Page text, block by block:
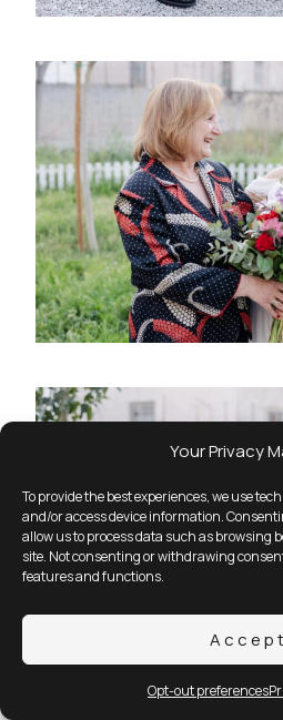
Your Privacy
To provide the best experiences, we use
and/or access device information.
allow us to process data such as browsing
site. Not consenting or withdrawing
features and functions.
Accept
Opt-out preferences